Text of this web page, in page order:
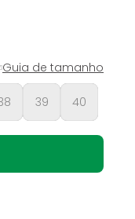
39 40
Guia de tamanho